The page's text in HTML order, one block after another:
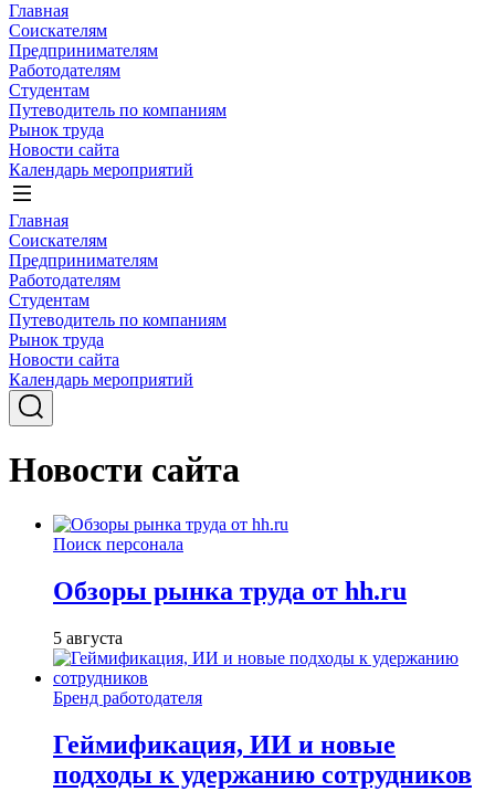
Главная
Соискателям
Предпринимателям
Работодателям
Студентам
Путеводитель по компаниям
Рынок труда
Новости сайта
Календарь мероприятий
Главная
Соискателям
Предпринимателям
Работодателям
Студентам
Путеводитель по компаниям
Рынок труда
Новости сайта
Календарь мероприятий
Новости сайта
Поиск персонала
Обзоры рынка труда от hh.ru
5 августа
Бренд работодателя
Геймификация, ИИ и новые
подходы к удержанию сотрудников